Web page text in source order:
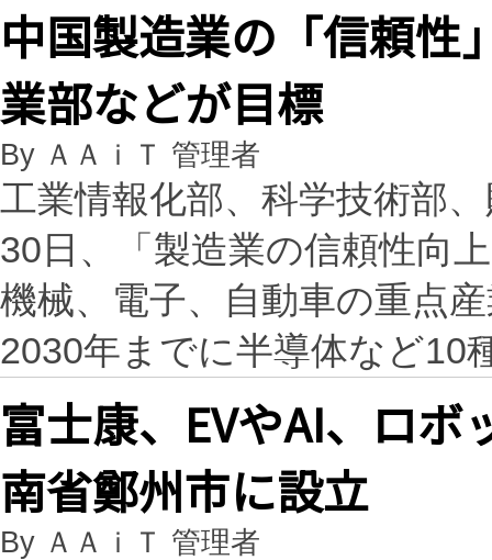
中国製造業の「信頼性
業部などが目標
By ＡＡｉＴ 管理者
工業情報化部、科学技術部
30日、「製造業の信頼性向
機械、電子、自動車の重点
2030年までに半導体など10
富士康、EVやAI、ロ
南省鄭州市に設立
By ＡＡｉＴ 管理者